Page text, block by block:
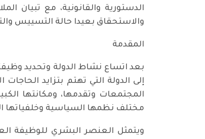
الدستورية والقانونية، مع تبيان
والاستحقاق بعيدا حالة التسييس
المقدمة
بعد اتساع نشاط الدولة وتحديد
إلى الدولة التي تهتم بتزايد
المجتمعات وتقدمها، ومكانتها
مختلف نظمها السياسية وخلفياتها
ويتمثل العنصر البشري للوظيفة